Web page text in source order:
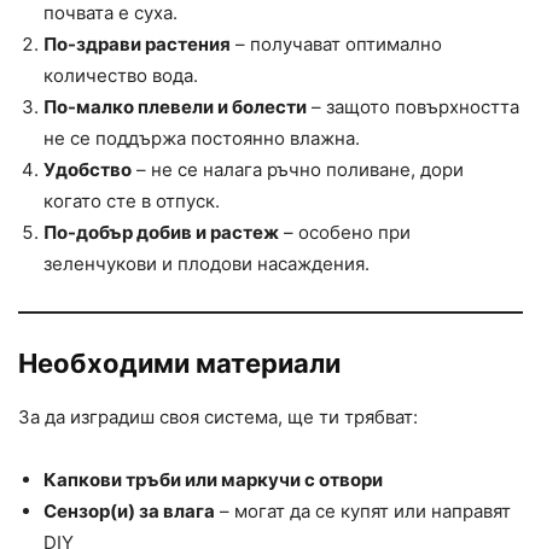
почвата е суха.
По-здрави растения – получават оптимално
количество вода.
По-малко плевели и болести – защото повърхността
не се поддържа постоянно влажна.
Удобство – не се налага ръчно поливане, дори
когато сте в отпуск.
По-добър добив и растеж – особено при
зеленчукови и плодови насаждения.
Необходими материали
За да изградиш своя система, ще ти трябват:
Капкови тръби или маркучи с отвори
Сензор(и) за влага – могат да се купят или направят
DIY